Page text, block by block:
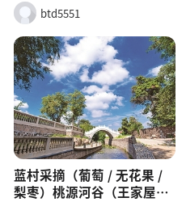
元退伍军人班：3990 元核心
特点自有考场：科二、科三
本校考，不用跑远收费透
明：一次性收费，拒绝吃拿
卡要车型齐全：C1/C2 及
A/B/D/E 全车型培训水滴信
用时间灵活：周一至周日可
练，支持夜间训练口碑好：
教练耐心、通过率高，适合
零基础
13789881881简介：场地规
范、车辆新、教练严而耐
心，适合零基础。班型：C1
约3600–4000 元，C2 自动
挡 + 300–500 元。特点：练
车时间足、考场近、补考费
透明
btd5551
蓝村采摘（葡萄 / 无花果 /
梨枣）桃源河谷（王家屋子